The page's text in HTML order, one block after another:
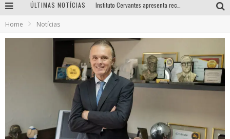
ÚLTIMAS NOTÍCIAS
Projeta Cultura abre inscrições gratuitas em São João del-Rei para oficinas de elaboração de projetos culturais e inteligência artificial
Home Notícias